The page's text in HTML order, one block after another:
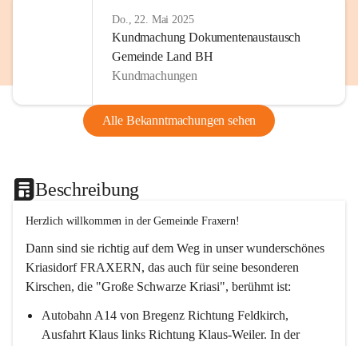
Do., 22. Mai 2025
Kundmachung Dokumentenaustausch
Gemeinde Land BH
Kundmachungen
Alle Bekanntmachungen sehen
Beschreibung
Herzlich willkommen in der Gemeinde Fraxern!
Dann sind sie richtig auf dem Weg in unser wunderschönes
Kriasidorf FRAXERN, das auch für seine besonderen
Kirschen, die "Große Schwarze Kriasi", berühmt ist:
Autobahn A14 von Bregenz Richtung Feldkirch,
Ausfahrt Klaus links Richtung Klaus-Weiler. In der